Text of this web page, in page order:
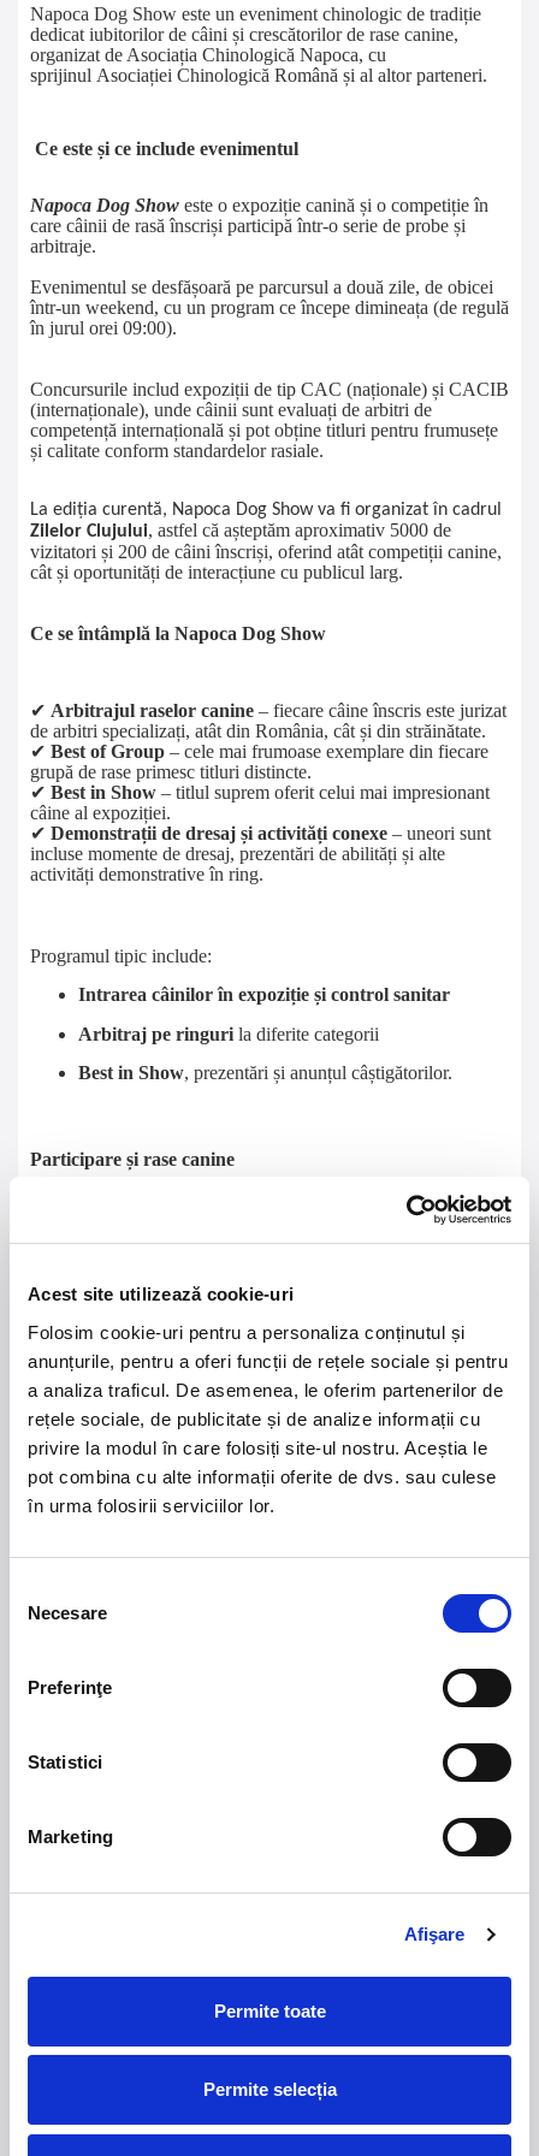
Acest site utilizează cookie-uri
Folosim cookie-uri pentru a personaliza conținutul și
anunțurile, pentru a oferi funcții de rețele sociale și pentru
a analiza traficul. De asemenea, le oferim partenerilor de
rețele sociale, de publicitate și de analize informații cu
privire la modul în care folosiți site-ul nostru. Aceștia le
pot combina cu alte informații oferite de dvs. sau culese
în urma folosirii serviciilor lor.
consimțământului
Necesare
Preferinţe
Statistici
Marketing
Afişare
Permite toate
Permite selecția
Napoca Dog Show este un eveniment chinologic de tradiție
dedicat iubitorilor de câini și crescătorilor de rase canine,
organizat de Asociația Chinologică Napoca, cu
sprijinul Asociației Chinologică Română și al altor parteneri.
Ce este și ce include evenimentul
Napoca Dog Show este o expoziție canină și o competiție în
care câinii de rasă înscriși participă într‑o serie de probe și
arbitraje.
Evenimentul se desfășoară pe parcursul a două zile, de obicei
într‑un weekend, cu un program ce începe dimineața (de regulă
în jurul orei 09:00).
Concursurile includ expoziții de tip CAC (naționale) și CACIB
(internaționale), unde câinii sunt evaluați de arbitri de
competență internațională și pot obține titluri pentru frumusețe
și calitate conform standardelor rasiale.
La ediția curentă, Napoca Dog Show va fi organizat în cadrul
Zilelor Clujului, astfel că așteptăm aproximativ 5000 de
vizitatori și 200 de câini înscriși, oferind atât competiții canine,
cât și oportunități de interacțiune cu publicul larg.
Ce se întâmplă la Napoca Dog Show
✔ Arbitrajul raselor canine – fiecare câine înscris este jurizat
de arbitri specializați, atât din România, cât și din străinătate.
✔ Best of Group – cele mai frumoase exemplare din fiecare
grupă de rase primesc titluri distincte.
✔ Best in Show – titlul suprem oferit celui mai impresionant
câine al expoziției.
✔ Demonstrații de dresaj și activități conexe – uneori sunt
incluse momente de dresaj, prezentări de abilități și alte
activități demonstrative în ring.
Programul tipic include:
Intrarea câinilor în expoziție și control sanitar
Arbitraj pe ringuri la diferite categorii
Best in Show, prezentări și anunțul câștigătorilor.
Participare și rase canine
La Napoca Dog Show participă câini din multe rase — de la
rase de talie mare (de exemplu rottweiler, dobbermann, cane
corso) până la rase medii și mici — cu scopul de a evidenția
Scopul evenimentului
Promovarea chinologiei și a standardelor rase canine
✔Crearea unei platforme pentru crescători, expozanți și
proprietari de câini
✔Educarea publicului larg asupra diversității raselor și a
modului corect de prezentare pentru concursuri
Unde se desfășoară
Baza Sportivă Gheorgheni, Cluj‑Napoca
– spațiu generos
pentru ringuri, prezentări și acces public, asigurând condiții
Morgan Jay - La Dolce
Domeniul Stirbey Voda, Buftea
1. Blackbriar - A Thousand Little Deaths Tour-